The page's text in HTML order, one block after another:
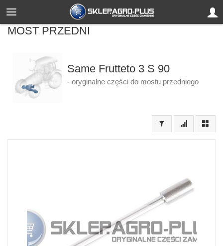
MOST PRZEDNI
Same Frutteto 3 S 90
- oryginalne części do mostu przedniego